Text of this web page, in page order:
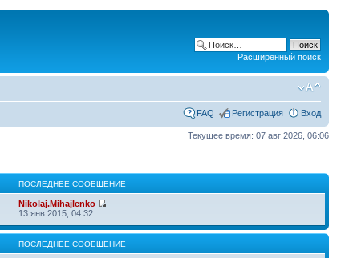
Расширенный поиск
FAQ Регистрация Вход
Текущее время: 07 авг 2026, 06:06
ПОСЛЕДНЕЕ СООБЩЕНИЕ
Nikolaj.Mihajlenko
13 янв 2015, 04:32
ПОСЛЕДНЕЕ СООБЩЕНИЕ